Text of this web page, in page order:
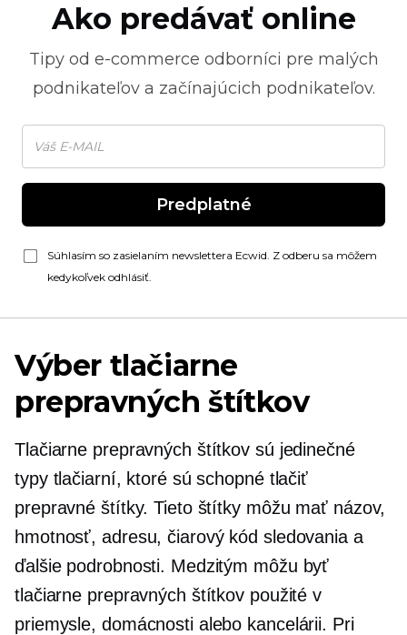
Ako predávať online
Tipy od e-commerce odborníci pre malých
podnikateľov a začínajúcich podnikateľov.
Predplatné
Súhlasím so zasielaním newslettera Ecwid. Z odberu sa môžem
kedykoľvek odhlásiť.
Výber tlačiarne
prepravných štítkov
Tlačiarne prepravných štítkov sú jedinečné
typy tlačiarní, ktoré sú schopné tlačiť
prepravné štítky. Tieto štítky môžu mať názov,
hmotnosť, adresu, čiarový kód sledovania a
ďalšie podrobnosti. Medzitým môžu byť
tlačiarne prepravných štítkov použité v
priemysle, domácnosti alebo kancelárii. Pri